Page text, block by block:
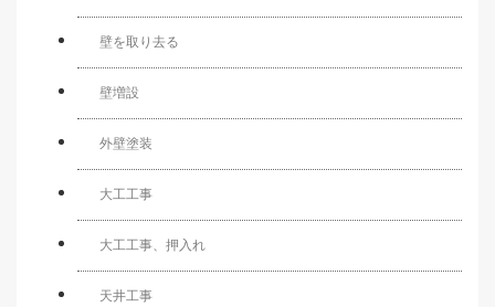
壁を取り去る
壁増設
外壁塗装
大工工事
大工工事、押入れ
天井工事